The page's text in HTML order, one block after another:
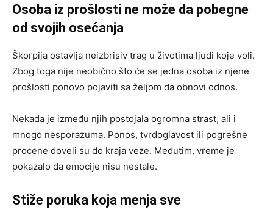
Osoba iz prošlosti ne može da pobegne
od svojih osećanja
Škorpija ostavlja neizbrisiv trag u životima ljudi koje voli.
Zbog toga nije neobično što će se jedna osoba iz njene
prošlosti ponovo pojaviti sa željom da obnovi odnos.
Nekada je između njih postojala ogromna strast, ali i
mnogo nesporazuma. Ponos, tvrdoglavost ili pogrešne
procene doveli su do kraja veze. Međutim, vreme je
pokazalo da emocije nisu nestale.
Stiže poruka koja menja sve